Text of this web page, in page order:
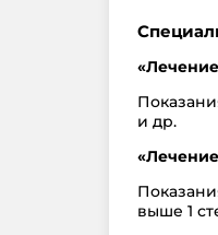
и др.
выше 1